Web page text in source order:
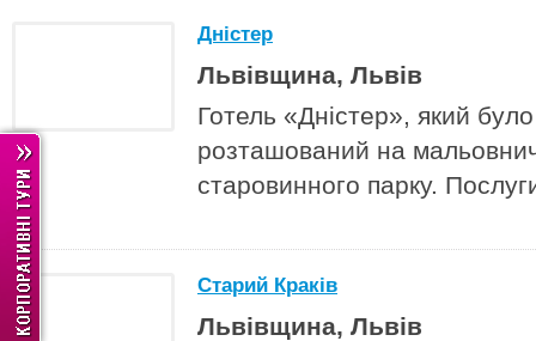
Дністер
Львівщина, Львів
Готель «Дністер», який
розташований на
старовинного парку.
Старий Краків
Львівщина, Львів